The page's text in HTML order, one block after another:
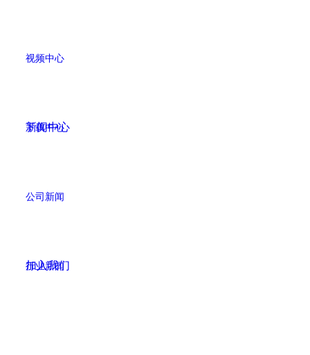
视频中心
下载中心
新闻中心
公司新闻
行业新闻
加入我们